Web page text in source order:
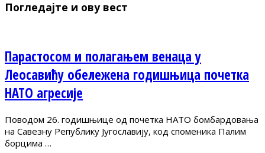
Погледајте и ову вест
Парастосом и полагањем венаца у
Леосавићу обележена годишњица почетка
НАТО агресије
Поводом 26. годишњице од почетка НАТО бомбардовања
на Савезну Републику Југославију, код споменика Палим
борцима …